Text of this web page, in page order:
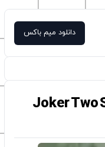
دانلود میم باکس